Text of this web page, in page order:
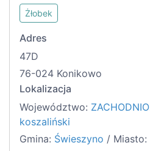
Żłobek
Adres
47D
76-024 Konikowo
Lokalizacja
Województwo:
koszaliński
Gmina: Świeszyno / Miasto: